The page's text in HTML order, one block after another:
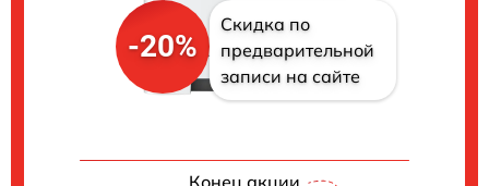
-20%
Скидка по
предварительной
записи на сайте